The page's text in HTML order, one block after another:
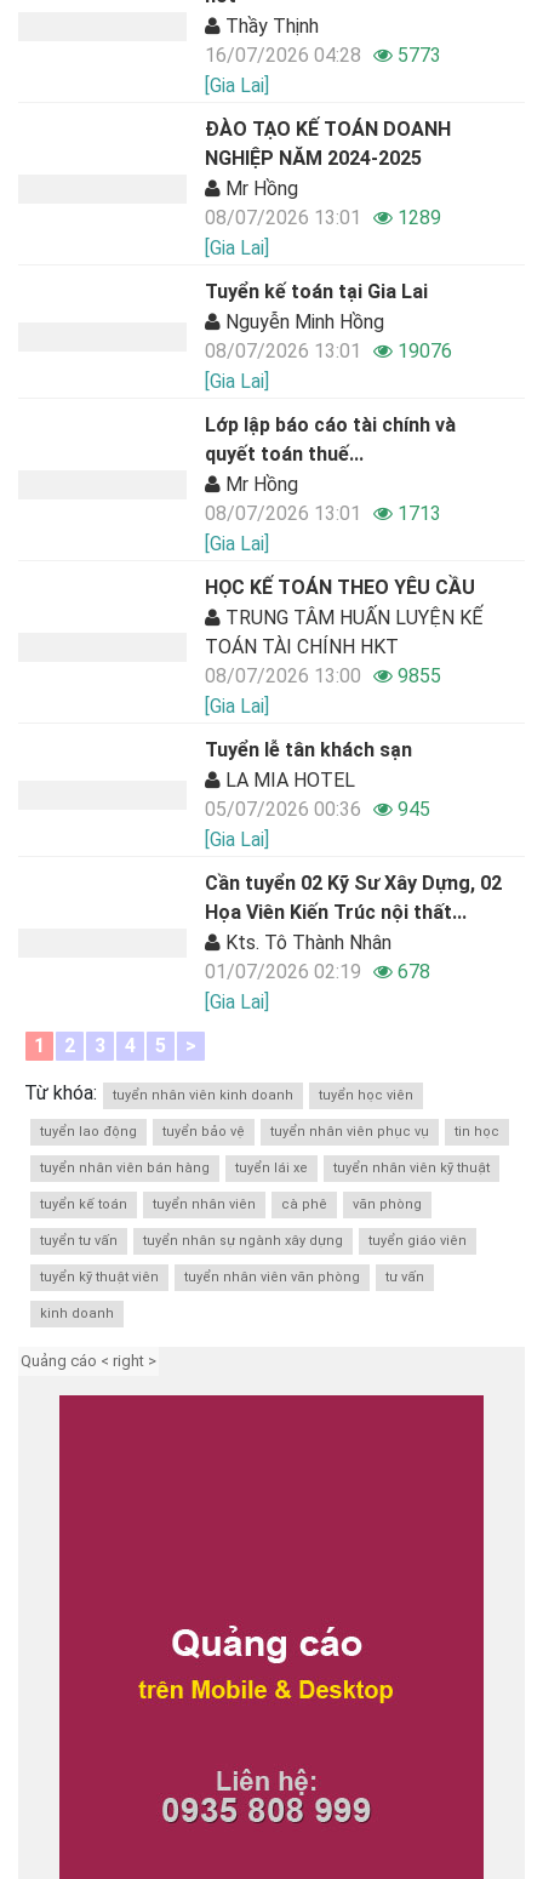
Thầy Thịnh
16/07/2026 04:28
5773
[Gia Lai]
ĐÀO TẠO KẾ TOÁN DOANH
NGHIỆP NĂM 2024-2025
Mr Hồng
08/07/2026 13:01
1289
[Gia Lai]
Tuyển kế toán tại Gia Lai
Nguyễn Minh Hồng
08/07/2026 13:01
19076
[Gia Lai]
Lớp lập báo cáo tài chính và
quyết toán thuế...
Mr Hồng
08/07/2026 13:01
1713
[Gia Lai]
HỌC KẾ TOÁN THEO YÊU CẦU
TRUNG TÂM HUẤN LUYỆN KẾ
TOÁN TÀI CHÍNH HKT
08/07/2026 13:00
9855
[Gia Lai]
Tuyển lễ tân khách sạn
LA MIA HOTEL
05/07/2026 00:36
945
[Gia Lai]
Cần tuyển 02 Kỹ Sư Xây Dựng, 02
Họa Viên Kiến Trúc nội thất...
Kts. Tô Thành Nhân
01/07/2026 02:19
678
[Gia Lai]
1
2 3 4 5 >
Từ khóa: tuyển nhân viên kinh doanh tuyển học viên
tuyển lao động tuyển bảo vệ tuyển nhân viên phục vụ tin học
tuyển nhân viên bán hàng tuyển lái xe tuyển nhân viên kỹ thuật
tuyển kế toán tuyển nhân viên cà phê văn phòng
tuyển tư vấn tuyển nhân sự ngành xây dựng tuyển giáo viên
tuyển kỹ thuật viên tuyển nhân viên văn phòng tư vấn
kinh doanh
Quảng cáo < right >